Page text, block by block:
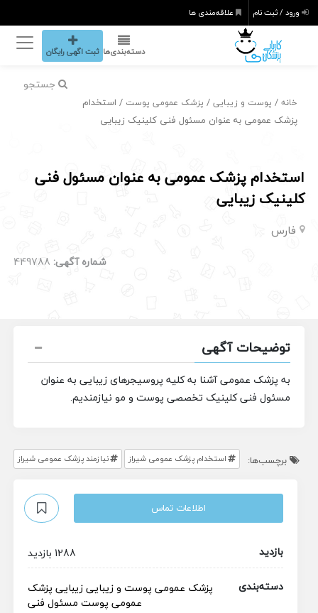
ورود / ثبت نام علاقه‌مندی ها
دسته‌بندی‌ها ثبت اگهی رایگان
جستجو
خانه / پوست و زیبایی / پزشک عمومی پوست / استخدام
پزشک عمومی به عنوان مسئول فنی کلینیک زیبایی
استخدام پزشک عمومی به عنوان مسئول فنی
کلینیک زیبایی
فارس
شماره آگهی: 449788
توضیحات آگهی
به پزشک عمومی آشنا به کلیه پروسیجرهای زیبایی به عنوان
مسئول فنی کلینیک تخصصی پوست و مو نیازمندیم.
برچسب‌ها: استخدام پزشک عمومی شیراز نیازمند پزشک عمومی شیراز
اطلاعات تماس
بازدید
1288 بازدید
دسته‌بندی
پزشک عمومی پوست و زیباییزیبایی پزشک
عمومی پوست مسئول فنی